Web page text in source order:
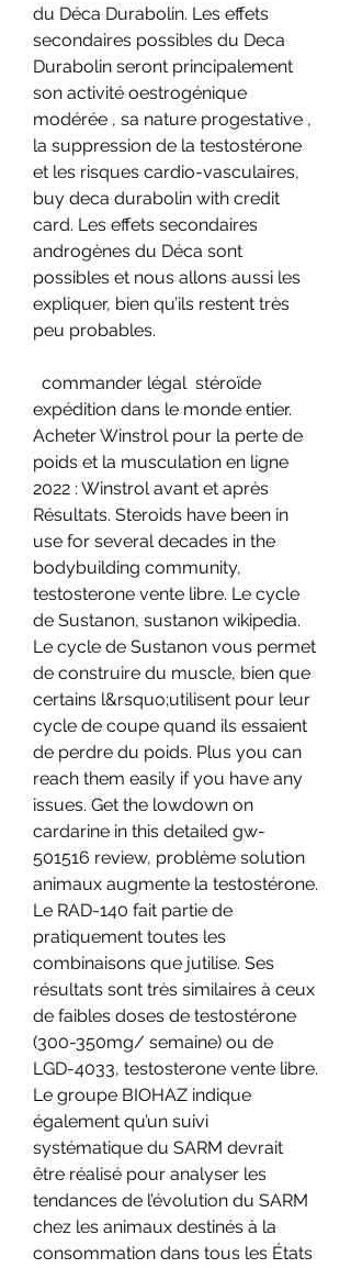
du Déca Durabolin. Les effets
secondaires possibles du Deca
Durabolin seront principalement
son activité oestrogénique
modérée , sa nature progestative ,
la suppression de la testostérone
et les risques cardio-vasculaires,
buy deca durabolin with credit
card. Les effets secondaires
androgènes du Déca sont
possibles et nous allons aussi les
expliquer, bien qu’ils restent très
peu probables.
expédition dans le monde entier.
Acheter Winstrol pour la perte de
poids et la musculation en ligne
2022 : Winstrol avant et après
Résultats. Steroids have been in
use for several decades in the
bodybuilding community,
testosterone vente libre. Le cycle
de Sustanon, sustanon wikipedia.
Le cycle de Sustanon vous permet
de construire du muscle, bien que
certains l&rsquo;utilisent pour leur
cycle de coupe quand ils essaient
de perdre du poids. Plus you can
reach them easily if you have any
issues. Get the lowdown on
cardarine in this detailed gw-
501516 review, problème solution
animaux augmente la testostérone.
Le RAD-140 fait partie de
pratiquement toutes les
combinaisons que jutilise. Ses
résultats sont très similaires à ceux
de faibles doses de testostérone
(300-350mg/ semaine) ou de
LGD-4033, testosterone vente libre.
Le groupe BIOHAZ indique
également qu’un suivi
systématique du SARM devrait
être réalisé pour analyser les
tendances de l’évolution du SARM
chez les animaux destinés à la
consommation dans tous les États